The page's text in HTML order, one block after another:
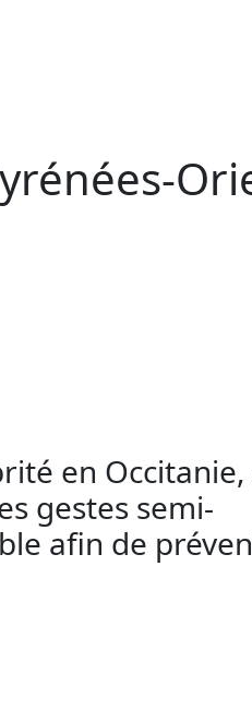
en
gestes semi-
afin de